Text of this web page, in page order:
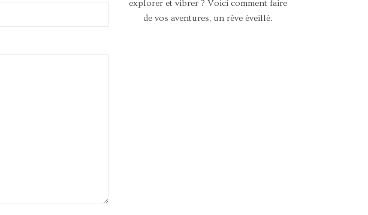
explorer et vibrer ? Voici comment faire
de vos aventures, un rêve éveillé.